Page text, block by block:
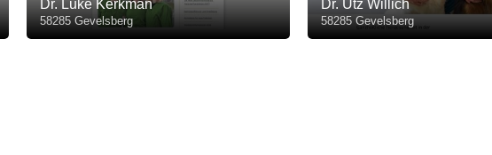
Dr. Luke Kerkman
58285 Gevelsberg
Dr. Utz Willich
58285 Gevelsberg